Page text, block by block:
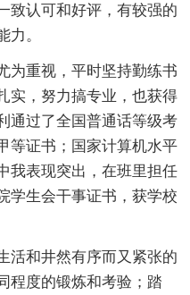
致认可和好评，有较强的
力。
为重视，平时坚持勤练书
实，努力搞专业，也获得
通过了全国普通话等级考
等证书；国家计算机水平
我表现突出，在班里担任
学生会干事证书，获学校
活和井然有序而又紧张的
程度的锻炼和考验；踏